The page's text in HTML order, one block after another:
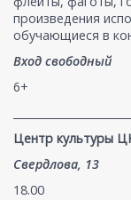
произведения
обучающиеся в
Вход свободный
6+
Центр культуры
Свердлова, 13
18.00